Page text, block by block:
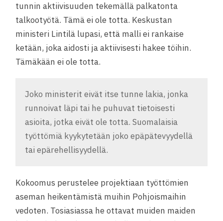
tunnin aktiivisuuden tekemällä palkatonta
talkootyötä. Tämä ei ole totta. Keskustan
ministeri Lintilä lupasi, että malli ei rankaise
ketään, joka aidosti ja aktiivisesti hakee töihin.
Tämäkään ei ole totta.
Joko ministerit eivät itse tunne lakia, jonka
runnoivat läpi tai he puhuvat tietoisesti
asioita, jotka eivät ole totta. Suomalaisia
työttömiä kyykytetään joko epäpätevyydellä
tai epärehellisyydellä.
Kokoomus perustelee projektiaan työttömien
aseman heikentämistä muihin Pohjoismaihin
vedoten. Tosiasiassa he ottavat muiden maiden